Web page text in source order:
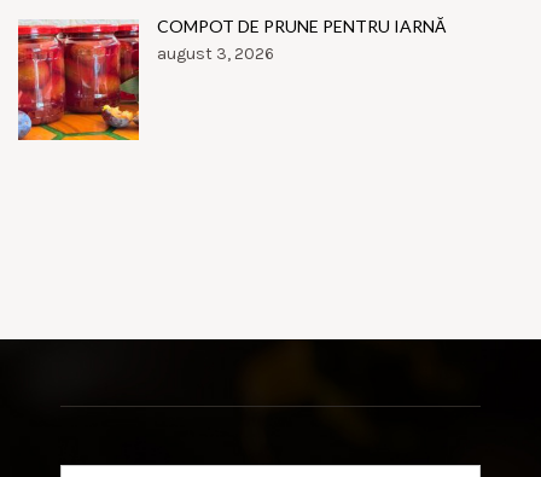
COMPOT DE PRUNE PENTRU IARNĂ
august 3, 2026
Search